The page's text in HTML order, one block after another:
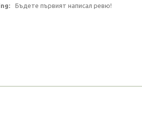
Бъдете първият написал ревю!